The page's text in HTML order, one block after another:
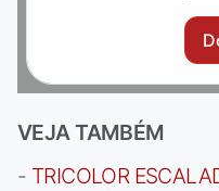
VEJA TAMBÉM
- TRICOLOR